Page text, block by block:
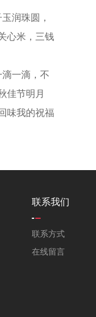
润珠圆，
心米，三钱
一滴，不
佳节明月
味我的祝福
联系我们
联系方式
在线留言